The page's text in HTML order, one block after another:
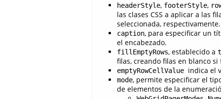
headerStyle, footerStyle,
las clases CSS a aplicar a las
seleccionada, respectivamente.
caption, para especificar un
el encabezado.
fillEmptyRows, establecido a
filas, creando filas en blanco
emptyRowCellValue indica el
mode, permite especificar el
de elementos de la